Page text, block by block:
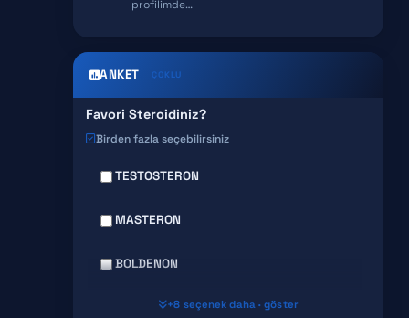
GHK-CU
profilimde…
ANKET ÇOKLU
Favori Steroidiniz?
Birden fazla seçebilirsiniz
TESTOSTERON
MASTERON
BOLDENON
DECA DURABOLIN
+8 seçenek daha · göster